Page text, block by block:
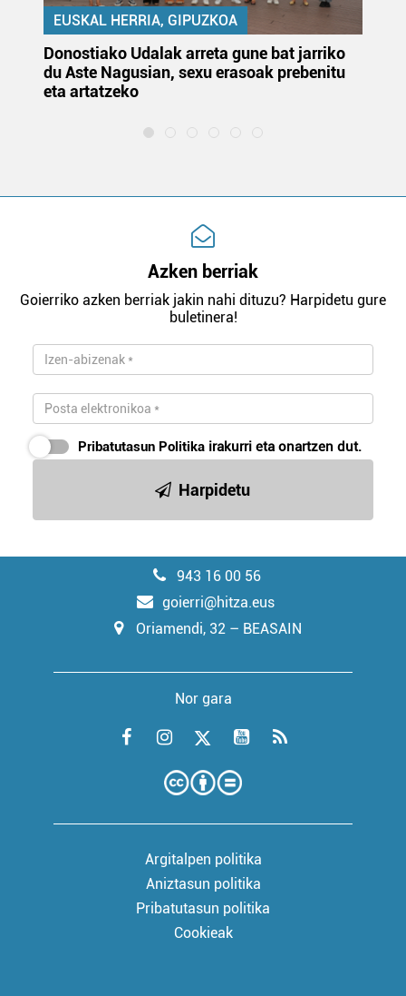
EUSKAL HERRIA, GIPUZKOA
Donostiako Udalak arreta gune bat jarriko
du Aste Nagusian, sexu erasoak prebenitu
eta artatzeko
Azken berriak
Goierriko azken berriak jakin nahi dituzu? Harpidetu gure
buletinera!
Pribatutasun Politika irakurri eta onartzen dut.
Harpidetu
943 16 00 56
goierri@hitza.eus
Oriamendi, 32 – BEASAIN
Nor gara
Argitalpen politika
Aniztasun politika
Pribatutasun politika
Cookieak